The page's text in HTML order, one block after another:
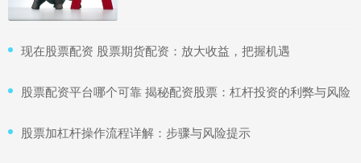
​现在股票配资 股票期货配资：放大收益，把握机遇
​股票配资平台哪个可靠 揭秘配资股票：杠杆投资的利弊与风险
​股票加杠杆操作流程详解：步骤与风险提示